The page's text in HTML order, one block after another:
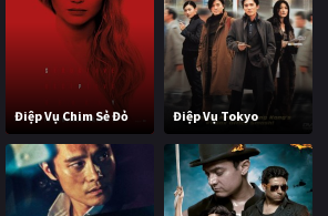
Điệp Vụ Chim Sẻ Đỏ Điệp Vụ Tokyo